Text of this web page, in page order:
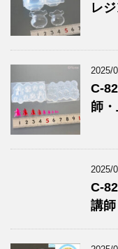
レ
2025/
C-
師
2025/
C-
講